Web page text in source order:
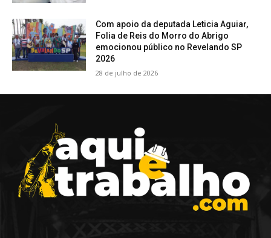
Com apoio da deputada Leticia Aguiar,
Folia de Reis do Morro do Abrigo
emocionou público no Revelando SP
2026
28 de julho de 2026